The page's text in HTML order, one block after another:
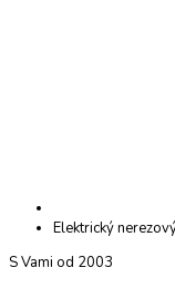
Elektrický
S Vami od 2003